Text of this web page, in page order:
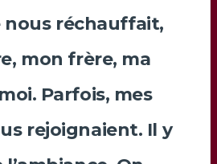
nous réchauffait,
mon frère, ma
Parfois, mes
rejoignaient. Il y